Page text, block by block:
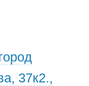
37к2.,